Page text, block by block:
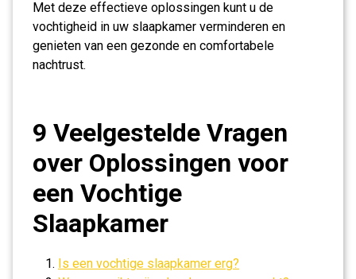
Met deze effectieve oplossingen kunt u de
vochtigheid in uw slaapkamer verminderen en
genieten van een gezonde en comfortabele
nachtrust.
9 Veelgestelde Vragen
over Oplossingen voor
een Vochtige
Slaapkamer
Is een vochtige slaapkamer erg?